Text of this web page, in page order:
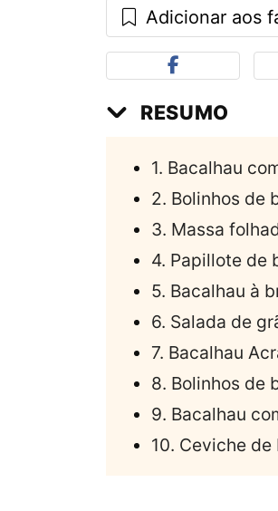
Adicionar aos
RESUMO
1. Bacalhau
2. Bolinhos de
3. Massa
4. Papillote de
5. Bacalhau à
6. Salada de
7. Bacalhau
8. Bolinhos de
9. Bacalhau
10. Ceviche de